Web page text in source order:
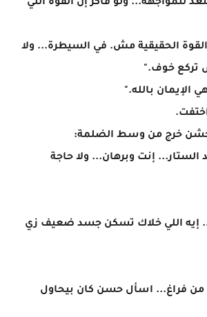
للمواجهة... ولو فاكر إن القوة اللي
الحقيقية مش. في السيطرة... ولا
تركع خوف."
الإيمان بالله."
خرج من وسط الضلمة:
الستار... إنت وبرهان... ولا حاجة
إيه اللي خلاك تسكن جسد ضعيف زي
من فراغ... اسأل حسن كان بيحاول